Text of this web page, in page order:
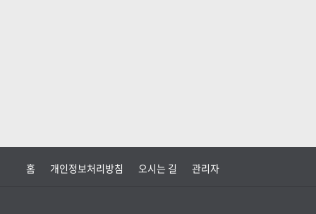
홈 개인정보처리방침 오시는 길 관리자